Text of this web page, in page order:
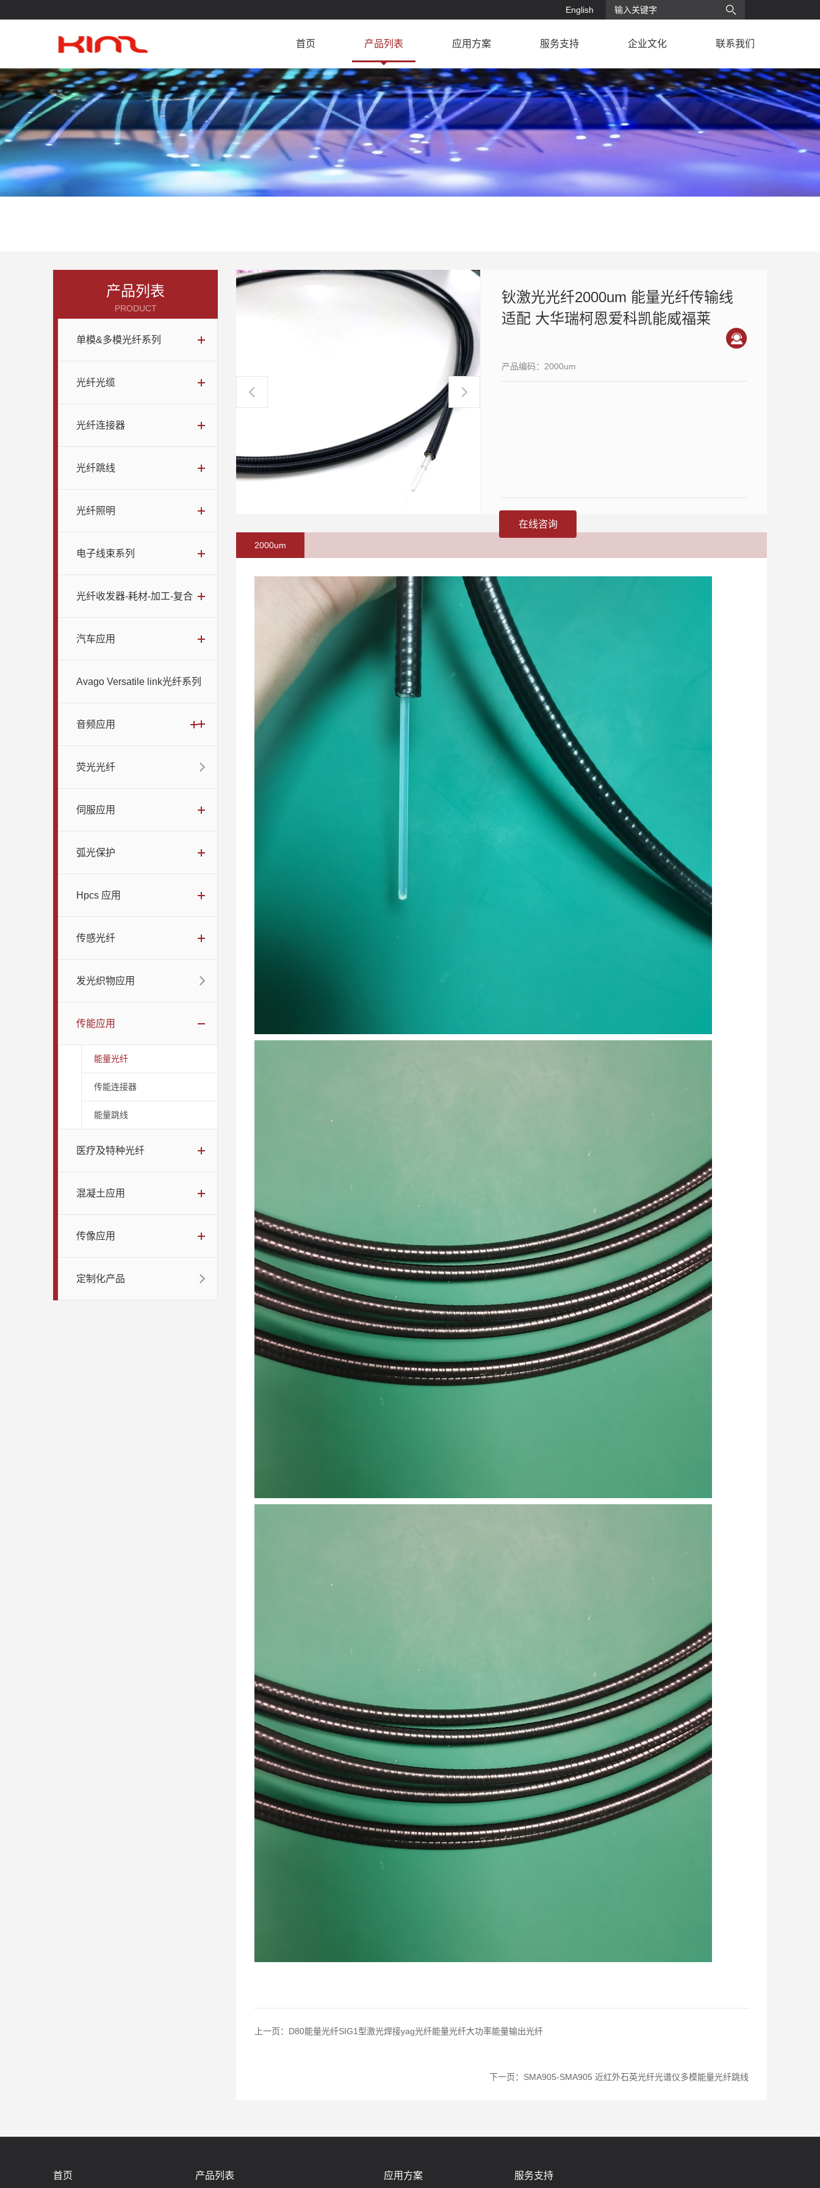
English
首页 产品列表 应用方案 服务支持 企业文化 联系我们
产品列表
PRODUCT
单模&多模光纤系列
光纤光缆
光纤连接器
光纤跳线
光纤照明
电子线束系列
光纤收发器-耗材-加工-复合
汽车应用
Avago Versatile link光纤系列
音频应用
荧光光纤
伺服应用
弧光保护
Hpcs 应用
传感光纤
发光织物应用
传能应用
能量光纤
传能连接器
能量跳线
医疗及特种光纤
混凝土应用
传像应用
定制化产品
钬激光光纤2000um 能量光纤传输线
适配 大华瑞柯恩爱科凯能威福莱
产品编码：2000um
在线咨询
2000um
上一页： D80能量光纤SIG1型激光焊接yag光纤能量光纤大功率能量输出光纤
下一页： SMA905-SMA905 近红外石英光纤光谱仪多模能量光纤跳线
首页 产品列表 应用方案 服务支持